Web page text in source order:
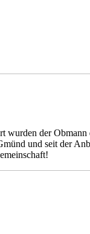
der
und seit der